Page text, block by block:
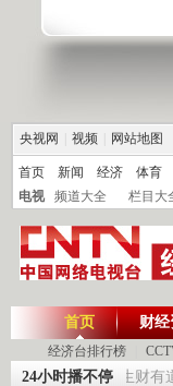
央视网 视频 网站地图
首页 新闻 经济 体育
电视
频道大全 栏目大
首页
经济台排行榜
财经
24小时播不停
20120125 [生财有道]